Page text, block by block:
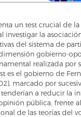
un test crucial de
investigar la
del sistema de
gobierno-
realizada por
es el gobierno de
marcado por
a reducir la
pública, frente
de las teorías del